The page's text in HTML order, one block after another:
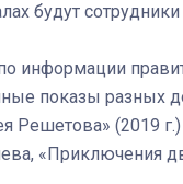
будут
информации
показы разных
Решетова» (2019
«Приключения